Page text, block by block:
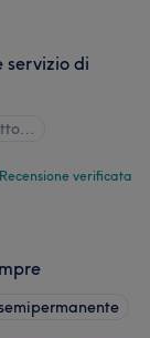
servizio di
Recensione verificata